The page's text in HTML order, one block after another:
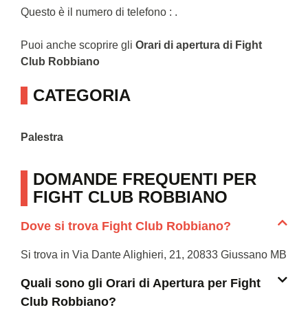
Questo è il numero di telefono : .
Puoi anche scoprire gli Orari di apertura di Fight
Club Robbiano
CATEGORIA
Palestra
DOMANDE FREQUENTI PER
FIGHT CLUB ROBBIANO
Dove si trova Fight Club Robbiano?
Si trova in Via Dante Alighieri, 21, 20833 Giussano MB
Quali sono gli Orari di Apertura per Fight
Club Robbiano?